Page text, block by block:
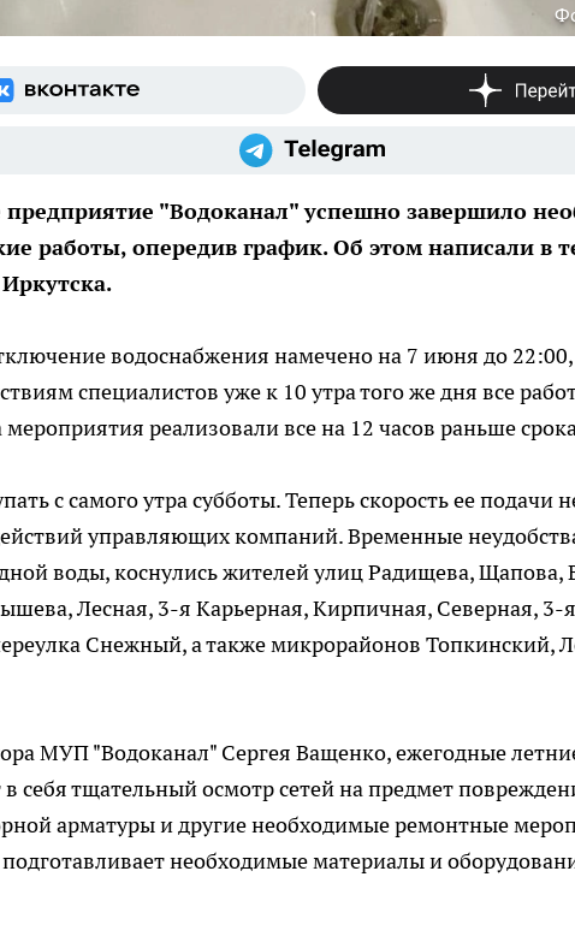
"Водоканал" успешно завершило
работы, опередив график. Об этом написали в
водоснабжения намечено на 7 июня до 22:00,
специалистов уже к 10 утра того же дня все
реализовали все на 12 часов раньше
с самого утра субботы. Теперь скорость ее подачи
управляющих компаний. Временные
воды, коснулись жителей улиц Радищева, Щапова,
Лесная, 3-я Карьерная, Кирпичная, Северная, 3-
Снежный, а также микрорайонов Топкинский,
МУП "Водоканал" Сергея Ващенко, ежегодные
себя тщательный осмотр сетей на предмет
арматуры и другие необходимые ремонтные
необходимые материалы и